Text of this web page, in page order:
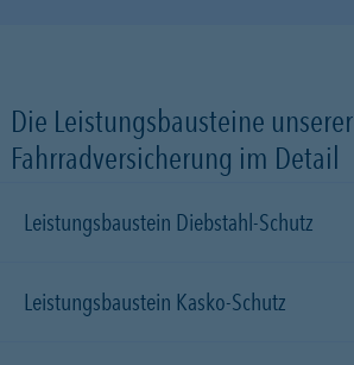
Die Leistungsbausteine unserer
Fahrradversicherung im Detail
Leistungsbaustein Diebstahl-Schutz
Leistungsbaustein Kasko-Schutz